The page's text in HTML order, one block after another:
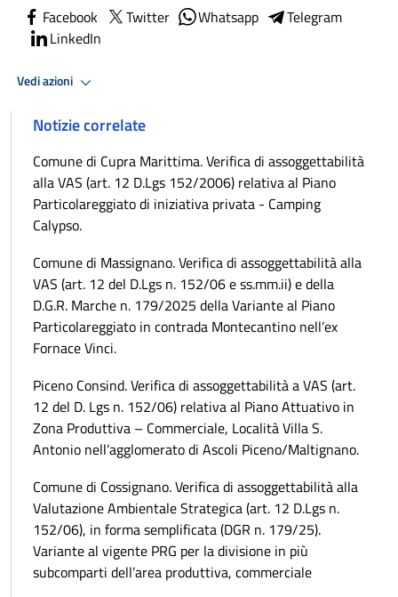
Facebook Twitter Whatsapp
Telegram
LinkedIn
Vedi azioni
Notizie correlate
Comune di Cupra Marittima. Verifica di assoggettabilità
alla VAS (art. 12 D.Lgs 152/2006) relativa al Piano
Particolareggiato di iniziativa privata - Camping
Calypso.
Comune di Massignano. Verifica di assoggettabilità alla
VAS (art. 12 del D.Lgs n. 152/06 e ss.mm.ii) e della
D.G.R. Marche n. 179/2025 della Variante al Piano
Particolareggiato in contrada Montecantino nell’ex
Fornace Vinci.
Piceno Consind. Verifica di assoggettabilità a VAS (art.
12 del D. Lgs n. 152/06) relativa al Piano Attuativo in
Zona Produttiva – Commerciale, Località Villa S.
Antonio nell’agglomerato di Ascoli Piceno/Maltignano.
Comune di Cossignano. Verifica di assoggettabilità alla
Valutazione Ambientale Strategica (art. 12 D.Lgs n.
152/06), in forma semplificata (DGR n. 179/25).
Variante al vigente PRG per la divisione in più
subcomparti dell’area produttiva, commerciale